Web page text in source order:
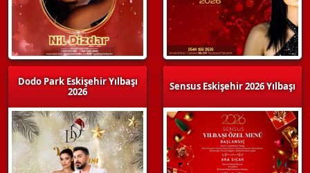
Dodo Park Eskişehir Yılbaşı
2026
Sensus Eskişehir 2026 Yılbaşı